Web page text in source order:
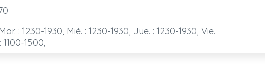
: 1230-1930, Mié. : 1230-1930, Jue. : 1230-1930, Vie.
1100-1500,